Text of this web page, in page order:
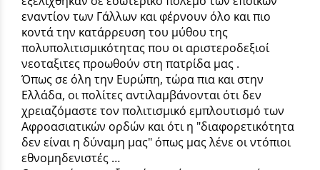
εναντίον των Γάλλων και φέρνουν όλο και πιο
κοντά την κατάρρευση του μύθου της
πολυπολιτισμικότητας που οι αριστεροδεξιοί
νεοταξιτες προωθούν στη πατρίδα μας .
Όπως σε όλη την Ευρώπη, τώρα πια και στην
Ελλάδα, οι πολίτες αντιλαμβάνονται ότι δεν
χρειαζόμαστε τον πολιτισμικό εμπλουτισμό των
Αφροασιατικών ορδών και ότι η "διαφορετικότητα
δεν είναι η δύναμη μας" όπως μας λένε οι ντόπιοι
εθνομηδενιστές …